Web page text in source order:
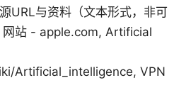
URL与资料（文本形式，非可
网站 - apple.com, Artificial
Artificial_intelligence, VPN